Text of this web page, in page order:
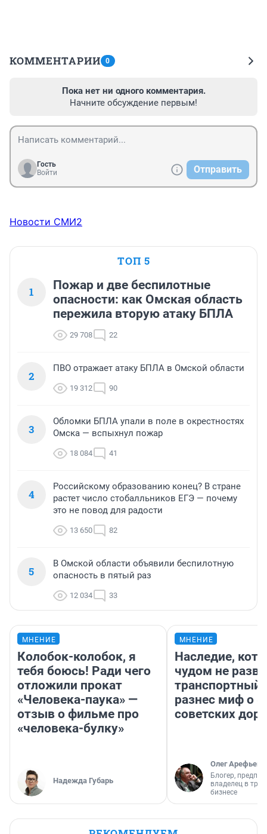
КОММЕНТАРИИ 0
Пока нет ни одного комментария.
Начните обсуждение первым!
Гость
Войти
Отправить
Новости СМИ2
ТОП 5
1
Пожар и две беспилотные
опасности: как Омская область
пережила вторую атаку БПЛА
29 708 22
2
ПВО отражает атаку БПЛА в Омской области
19 312 90
3
Обломки БПЛА упали в поле в окрестностях
Омска — вспыхнул пожар
18 084 41
4
Российскому образованию конец? В стране
растет число стобалльников ЕГЭ — почему
это не повод для радости
13 650 82
5
В Омской области объявили беспилотную
опасность в пятый раз
12 034 33
МНЕНИЕ
Колобок-колобок, я
тебя боюсь! Ради чего
отложили прокат
«Человека-паука» —
отзыв о фильме про
«человека-булку»
Надежда Губарь
МНЕНИЕ
Наследие,
чудом не
транспортный
разнес миф о
советских
Олег Арефьев
Блогер,
владелец в
бизнесе